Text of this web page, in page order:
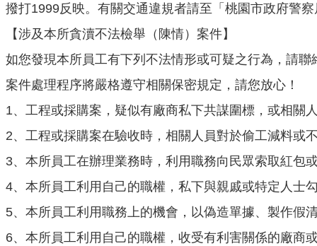
撥打1999反映。有關交通違規者請至「 桃園市政府警
【涉及本所貪瀆不法檢舉（陳情）案件】
如您發現本所員工有下列不法情形或可疑之行為，請
案件處理程序將嚴格遵守相關保密規定，請您放心！
1、工程或採購案，疑似有廠商私下共謀圍標，或相關
2、工程或採購案在驗收時，相關人員對於偷工減料或
3、本所員工在辦理業務時，利用職務向民眾索取紅包
4、本所員工利用自己的職權，私下與親戚或特定人士
5、本所員工利用職務上的機會，以偽造單據、製作假
6、本所員工利用自己的職權，收受有利害關係的廠商